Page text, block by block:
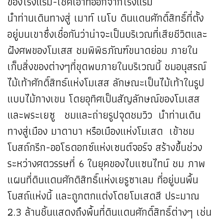
นำท่านเดินทางสู่ เมาท์ เนโบ ดินแดนศักดิ์สิทธิ์ที่ตั้ง
อยู่บนเขาซึ่งเชื่อกันว่าน่าจะเป็นบริเวณที่เสียชีวิตและ
ฝังศพของโมเสส ชมพิพิธภัณฑ์ขนาดย่อม ภายใน
เก็บสิ่งของต่างๆที่ขุดพบภายในบริเวณนี้ ชมอนุสรณ์
ไม้เท้าศักดิ์สิทธ์แห่งโมเสส ลักษณะเป็นไม้เท้าในรูป
แบบไม้กางเขน โดยอุทิศเป็นสัญลักษณ์ของโมเสส
และพระเยซู ชมและถ่ายรูปจุดชมวิว นำท่านเดิน
ทางสู่เมือง มาดาบา หรือเมืองแห่งโมเสด เข้าชม
โบสถ์กรีก-ออโธดอกซ์แห่งเซนต์จอร์จ สร้างขึ้นช่วง
ระหว่างศตวรรษที่ 6 ในยุคของไบแซนไทน์ ชม ภาพ
แผนที่ดินแดนศักดิสิทธิ์แห่งเยรูซาเลม ที่อยู่บนพื้น
โบสถ์แห่งนี้ และถูกตกแต่งโดยโมเสดสี ประมาณ
2.3 ล้านชิ้นแสดงถึงพื้นที่ดินแดนศักดิ์สิทธิ์ต่างๆ เช่น